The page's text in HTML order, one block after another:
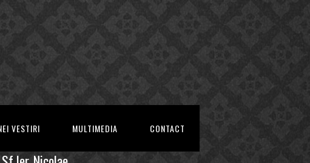
VESTIRI MULTIMEDIA CONTACT